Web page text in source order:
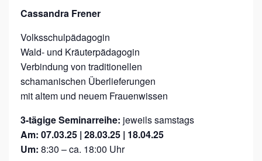
Ä
T
!
Cassandra Frener
Volksschulpädagogin
Wald- und Kräuterpädagogin
Verbindung von traditionellen
schamanischen Überlieferungen
mit altem und neuem Frauenwissen
3-tägige Seminarreihe: jeweils samstags
Am: 07.03.25 | 28.03.25 | 18.04.25
Um: 8:30 – ca. 18:00 Uhr